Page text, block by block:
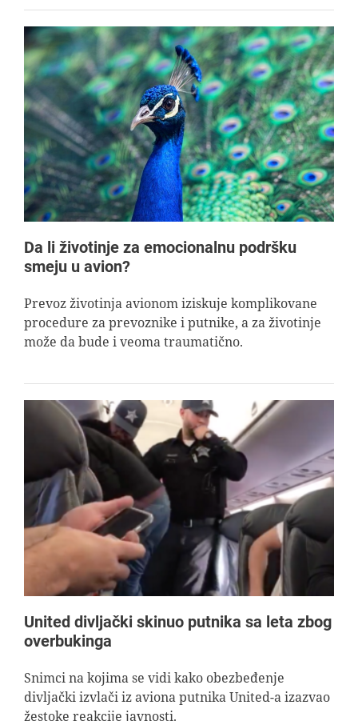
Da li životinje za emocionalnu podršku
smeju u avion?
Prevoz životinja avionom iziskuje komplikovane
procedure za prevoznike i putnike, a za životinje
može da bude i veoma traumatično.
United divljački skinuo putnika sa leta zbog
overbukinga
Snimci na kojima se vidi kako obezbeđenje
divljački izvlači iz aviona putnika United-a izazvao
žestoke reakcije javnosti.